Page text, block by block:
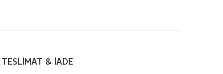
TESLİMAT & İADE